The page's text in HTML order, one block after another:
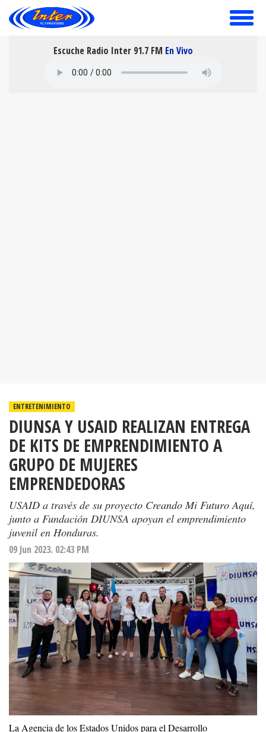
toggle
Escuche Radio Inter 91.7 FM En Vivo
ENTRETENIMIENTO
DIUNSA Y USAID REALIZAN ENTREGA
DE KITS DE EMPRENDIMIENTO A
GRUPO DE MUJERES
EMPRENDEDORAS
USAID a través de su proyecto Creando Mi Futuro Aquí,
junto a Fundación DIUNSA apoyan el emprendimiento
juvenil en Honduras.
09 Jun 2023. 02:43 PM
La Agencia de los Estados Unidos para el Desarrollo